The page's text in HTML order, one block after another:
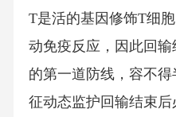
T是活的基因修饰T细
动免疫反应，因此回
的第一道防线，容不
征动态监护回输结束